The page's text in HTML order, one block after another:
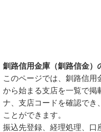
釧路信用金庫（釧路信金）
このページでは、釧路信用
から始まる支店を一覧で掲
ナ、支店コードを確認でき
ことができます。
振込先登録、経理処理、口